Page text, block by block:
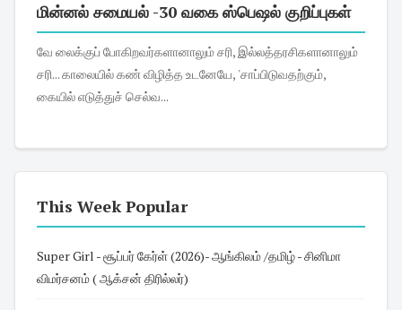
மின்னல் சமையல் -30 வகை ஸ்பெஷல் குறிப்புகள்
வே லைக்குப் போகிறவர்களானாலும் சரி, இல்லத்தரசிகளானாலும்
சரி... காலையில் கண் விழித்த உடனேயே, 'சாப்பிடுவதற்கும்,
கையில் எடுத்துச் செல்வ...
This Week Popular
Super Girl - சூப்பர் கேர்ள் (2026)- ஆங்கிலம் /தமிழ் - சினிமா
விமர்சனம் ( ஆக்சன் திரில்லர்)